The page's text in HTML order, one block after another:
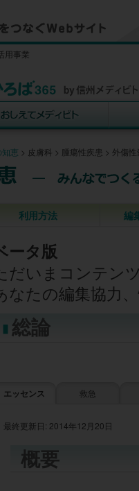
用事業
知恵 > 皮膚科 > 腫瘍性疾患 > 外傷性
利用方法 編
ータ版
だいまコンテン
なたの編集協力
総論
エッセンス 救急
最終更新日: 2014年12月20日
概要